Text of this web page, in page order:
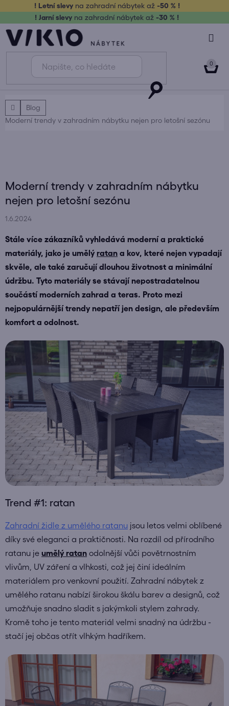
obsah
! Letní slevy na zahradní nábytek až-50 % !
! Jarní slevy na zahradní nábytek až -30 % !
DomůBlog
Moderní trendy v zahradním nábytku nejen pro letošní sezónu
Moderní trendy v zahradním nábytku
nejen pro letošní sezónu
1.6.2024
Stále více zákazníků vyhledává moderní a praktické
materiály, jako je umělý ratan a kov, které nejen vypadají
skvěle, ale také zaručují dlouhou životnost a minimální
údržbu. Tyto materiály se stávají nepostradatelnou
součástí moderních zahrad a teras. Proto mezi
nejpopulárnější trendy nepatří jen design, ale především
komfort a odolnost.
Trend #1: ratan
Zahradní židle z umělého ratanu jsou letos velmi oblíbené
díky své eleganci a praktičnosti. Na rozdíl od přírodního
ratanu je umělý ratan odolnější vůči povětrnostním
vlivům, UV záření a vlhkosti, což jej činí ideálním
materiálem pro venkovní použití. Zahradní nábytek z
umělého ratanu nabízí širokou škálu barev a designů, což
umožňuje snadno sladit s jakýmkoli stylem zahrady.
Kromě toho je tento materiál velmi snadný na údržbu -
stačí jej občas otřít vlhkým hadříkem.